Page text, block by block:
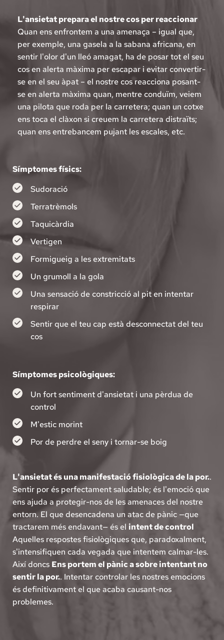
L'ansietat prepara el nostre cos per reaccionar
Quan ens enfrontem a una amenaça – igual que,
per exemple, una gasela a la sabana africana, en
sentir l'olor d'un lleó amagat, ha de posar tot el seu
cos en alerta màxima per escapar i evitar convertir-
se en el seu àpat – el nostre cos reacciona posant-
se en alerta màxima quan, mentre conduïm, veiem
una pilota que roda per la carretera; quan un cotxe
ens toca el clàxon si creuem la carretera distraïts;
quan ens entrebancem pujant les escales, etc.
Símptomes físics:
Sudoració
Terratrèmols
Taquicàrdia
Vertigen
Formigueig a les extremitats
Un grumoll a la gola
Una sensació de constricció al pit en intentar
respirar
Sentir que el teu cap està desconnectat del teu
cos
Símptomes psicològiques:
Un fort sentiment d'ansietat i una pèrdua de
control
M'estic morint
Por de perdre el seny i tornar-se boig
L'ansietat és una manifestació fisiològica de la por..
Sentir por és perfectament saludable; és l'emoció que
ens ajuda a protegir-nos de les amenaces del nostre
entorn. El que desencadena un atac de pànic —que
tractarem més endavant— és el intent de control
Aquelles respostes fisiològiques que, paradoxalment,
s'intensifiquen cada vegada que intentem calmar-les.
Així doncs Ens portem el pànic a sobre intentant no
sentir la por.. Intentar controlar les nostres emocions
és definitivament el que acaba causant-nos
problemes.